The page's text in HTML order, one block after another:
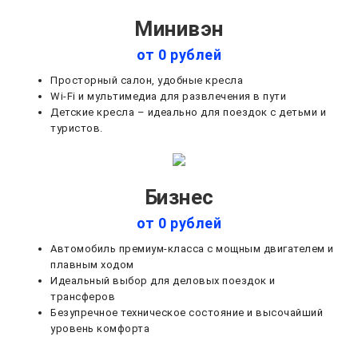
Минивэн
от 0 рублей
Просторный салон, удобные кресла
Wi-Fi и мультимедиа для развлечения в пути
Детские кресла – идеально для поездок с детьми и
туристов.
Бизнес
от 0 рублей
Автомобиль премиум-класса с мощным двигателем и
плавным ходом
Идеальный выбор для деловых поездок и
трансферов
Безупречное техническое состояние и высочайший
уровень комфорта